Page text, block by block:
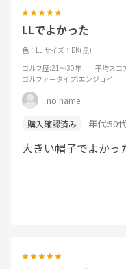
LLでよかった
色：LL サイズ：BK(黒)
ゴルフ歴:21～30年 平均スコ
ゴルファータイプ:エンジョイ
no name
年代:50代
大きい帽子でよかっ